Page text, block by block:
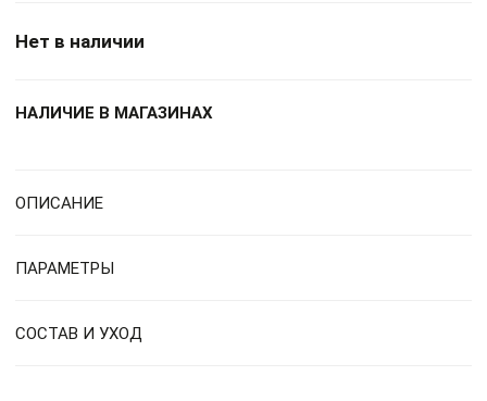
Нет в наличии
НАЛИЧИЕ В МАГАЗИНАХ
ОПИСАНИЕ
ПАРАМЕТРЫ
СОСТАВ И УХОД